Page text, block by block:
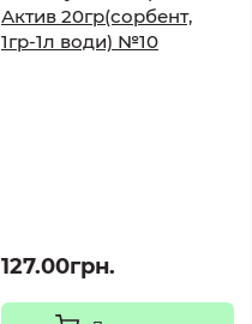
Актив 20гр(сорбент,
1гр-1л води) №10
127.00грн.